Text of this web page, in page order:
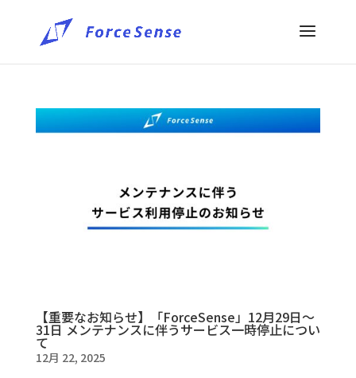
【重要なお知らせ】「ForceSense」12月29日〜
31日 メンテナンスに伴うサービス一時停止につい
て
12月 22, 2025